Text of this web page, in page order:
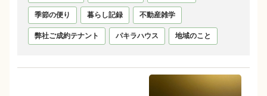
季節の便り 暮らし記録 不動産雑学
弊社ご成約テナント パキラハウス 地域のこと